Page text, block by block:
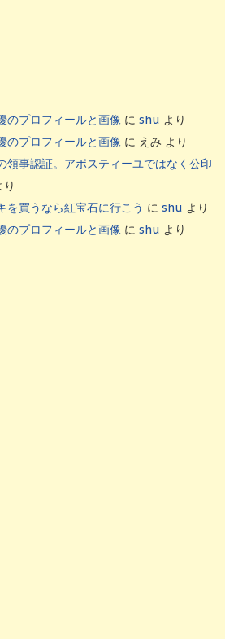
のプロフィールと画像 に shu より
のプロフィールと画像 に えみ より
領事認証。アポスティーユではなく公印
り
を買うなら紅宝石に行こう に shu より
のプロフィールと画像 に shu より